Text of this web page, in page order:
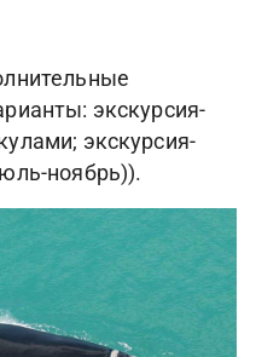
экскурсия-
экскурсия-
ноябрь)).